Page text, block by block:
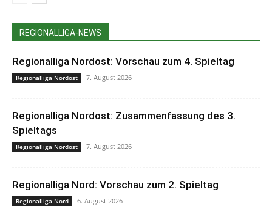
REGIONALLIGA-NEWS
Regionalliga Nordost: Vorschau zum 4. Spieltag
Regionalliga Nordost 7. August 2026
Regionalliga Nordost: Zusammenfassung des 3.
Spieltags
Regionalliga Nordost 7. August 2026
Regionalliga Nord: Vorschau zum 2. Spieltag
Regionalliga Nord 6. August 2026